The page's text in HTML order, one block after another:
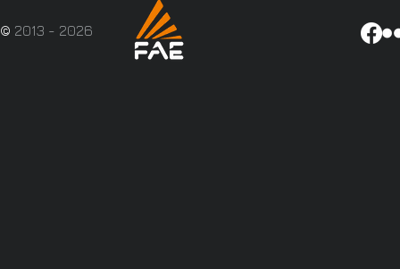
© 2013 - 2026